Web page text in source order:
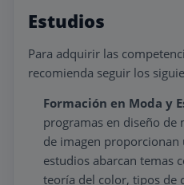
Estudios
Para adquirir las
recomienda seguir los
Formación en Moda y
programas en diseño de
de imagen proporcionan
estudios abarcan temas
teoría del color, tipos de